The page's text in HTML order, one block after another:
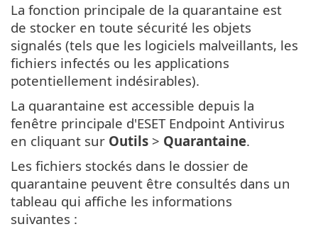
La fonction principale de la quarantaine est
de stocker en toute sécurité les objets
signalés (tels que les logiciels malveillants, les
fichiers infectés ou les applications
potentiellement indésirables).
La quarantaine est accessible depuis la
fenêtre principale d'ESET Endpoint Antivirus
en cliquant sur Outils > Quarantaine.
Les fichiers stockés dans le dossier de
quarantaine peuvent être consultés dans un
tableau qui affiche les informations
suivantes :